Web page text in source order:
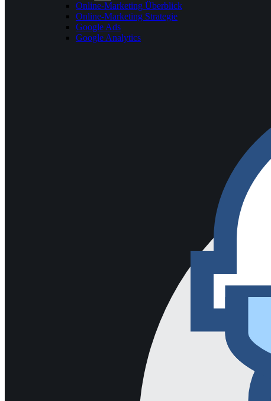
Online-Marketing Überblick
Online-Marketing Strategie
Google Ads
Google Analytics